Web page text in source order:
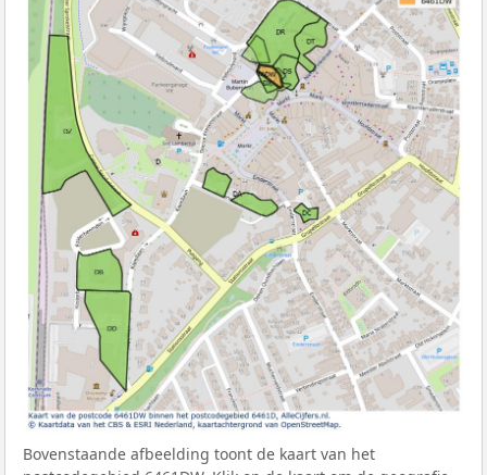
Bovenstaande afbeelding toont de kaart van het